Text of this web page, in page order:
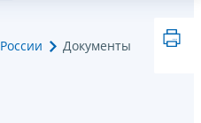
Документы